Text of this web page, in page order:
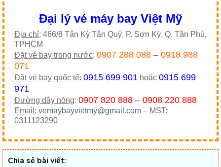
Đại lý vé máy bay Việt Mỹ
Địa chỉ: 466/8 Tân Kỳ Tân Quý, P. Sơn Kỳ, Q. Tân Phú,
TPHCM
Đặt vé bay trong nước: 0907 288 088 – 0918 988
071
Đặt vé bay quốc tế: 0915 699 901 hoặc 0915 699
971
Đường dây nóng: 0907 820 888 – 0908 220 888
Email : vemaybayvietmy@gmail.com – MST:
0311123290
Chia sẻ bài viết: